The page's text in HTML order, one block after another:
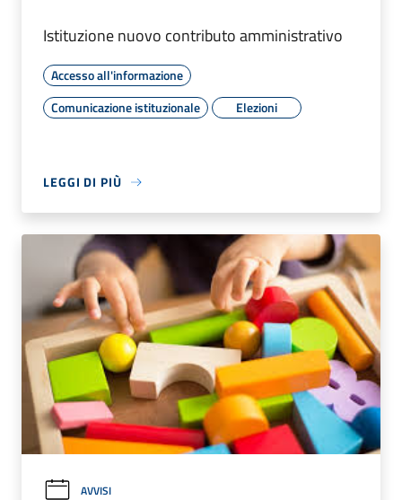
Istituzione nuovo contributo amministrativo
Accesso all'informazione
Comunicazione istituzionale
Elezioni
LEGGI DI PIÙ
AVVISI